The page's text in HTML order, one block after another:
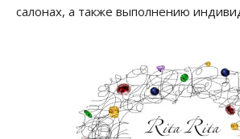
салонах, а также выполнению